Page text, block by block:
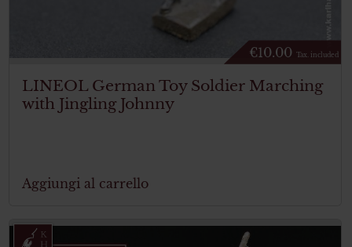
€10.00 Tax. included
LINEOL German Toy Soldier Marching
with Jingling Johnny
Aggiungi al carrello